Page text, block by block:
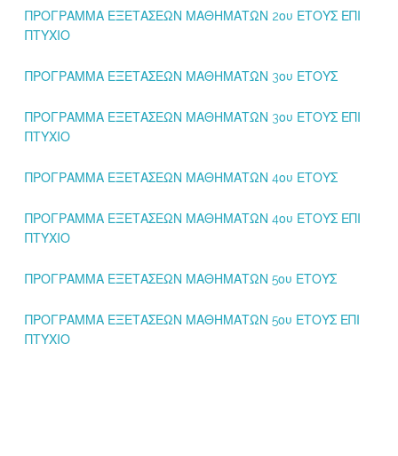
ΠΡΟΓΡΑΜΜΑ ΕΞΕΤΑΣΕΩΝ ΜΑΘΗΜΑΤΩΝ 2ου ΕΤΟΥΣ ΕΠΙ
ΠΤΥΧΙΟ
ΠΡΟΓΡΑΜΜΑ ΕΞΕΤΑΣΕΩΝ ΜΑΘΗΜΑΤΩΝ 3ου ΕΤΟΥΣ
ΠΡΟΓΡΑΜΜΑ ΕΞΕΤΑΣΕΩΝ ΜΑΘΗΜΑΤΩΝ 3ου ΕΤΟΥΣ ΕΠΙ
ΠΤΥΧΙΟ
ΠΡΟΓΡΑΜΜΑ ΕΞΕΤΑΣΕΩΝ ΜΑΘΗΜΑΤΩΝ 4ου ΕΤΟΥΣ
ΠΡΟΓΡΑΜΜΑ ΕΞΕΤΑΣΕΩΝ ΜΑΘΗΜΑΤΩΝ 4ου ΕΤΟΥΣ ΕΠΙ
ΠΤΥΧΙΟ
ΠΡΟΓΡΑΜΜΑ ΕΞΕΤΑΣΕΩΝ ΜΑΘΗΜΑΤΩΝ 5ου ΕΤΟΥΣ
ΠΡΟΓΡΑΜΜΑ ΕΞΕΤΑΣΕΩΝ ΜΑΘΗΜΑΤΩΝ 5ου ΕΤΟΥΣ ΕΠΙ
ΠΤΥΧΙΟ